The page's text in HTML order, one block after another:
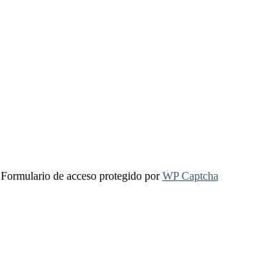
Formulario de acceso protegido porWP Captcha